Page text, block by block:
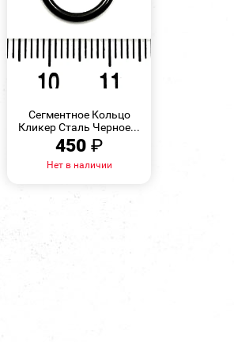
Сегментное Кольцо
Кликер Сталь Черное...
450₽
Нет в наличии